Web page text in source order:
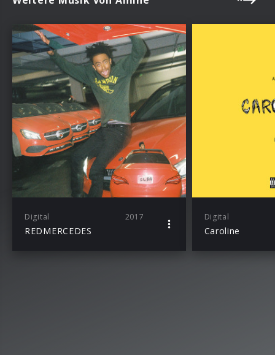
Digital 2017
REDMERCEDES
Digital
Caroline